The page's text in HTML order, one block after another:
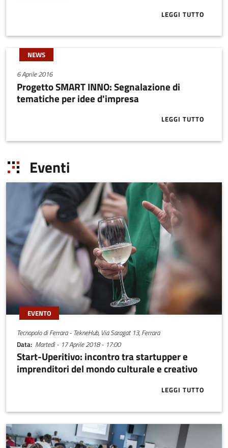
LEGGI TUTTO
ABOUT A
NEWS
6 Aprile 2016
Progetto SMART INNO: Segnalazione di
tematiche per idee d'impresa
LEGGI TUTTO
ABOUT
Eventi
EVENTO
Tecnopolo di Ferrara - TekneHub, Via Saragat 13, Ferrara
Data Martedì - 17 Aprile 2018 - 17:00
Start-Uperitivo: incontro tra startupper e
imprenditori del mondo culturale e creativo
LEGGI TUTTO
ABOUT